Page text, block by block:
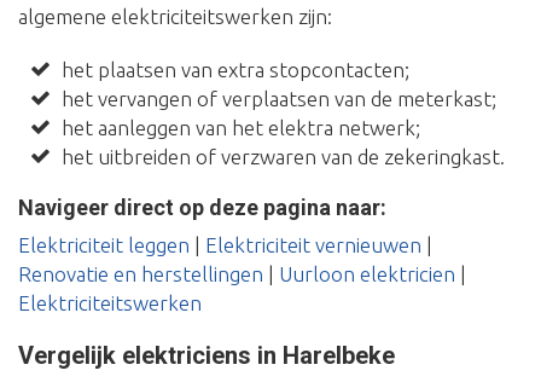
algemene elektriciteitswerken zijn:
het plaatsen van extra stopcontacten;
het vervangen of verplaatsen van de meterkast;
het aanleggen van het elektra netwerk;
het uitbreiden of verzwaren van de zekeringkast.
Navigeer direct op deze pagina naar:
Elektriciteit leggen | Elektriciteit vernieuwen |
Renovatie en herstellingen | Uurloon elektricien |
Elektriciteitswerken
Vergelijk elektriciens in Harelbeke